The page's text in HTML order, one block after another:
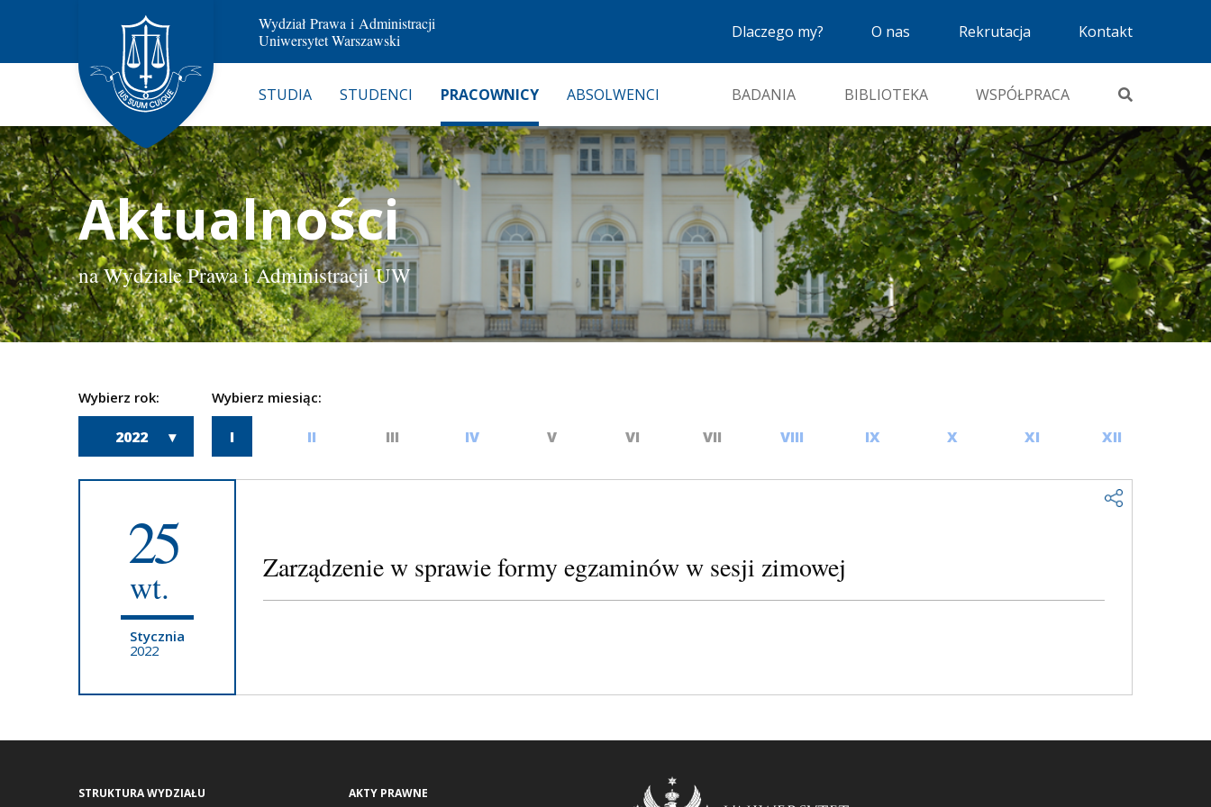
Wydział Prawa i Administracji
Uniwersytet Warszawski
Dlaczego my? O nas Rekrutacja Kontakt
STUDIA STUDENCI PRACOWNICY ABSOLWENCI BADANIA BIBLIOTEKA WSPÓŁPRACA
Aktualności
na Wydziale Prawa i Administracji UW
Wybierz rok:
2022
Wybierz miesiąc:
I II III IV V VI VII VIII IX X XI XII
25
wt.
Stycznia
2022
Zarządzenie w sprawie formy egzaminów w sesji zimowej
STRUKTURA WYDZIAŁU AKTY PRAWNE